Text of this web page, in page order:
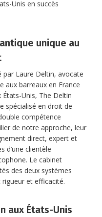
Unis en succès
unique au
par Laure Deltin, avocate
aux barreaux en France
États-Unis, The Deltin
spécialisé en droit de
compétence
de notre approche, leur
direct, expert et
d’une clientèle
Le cabinet
des deux systèmes
et efficacité.
aux États-Unis